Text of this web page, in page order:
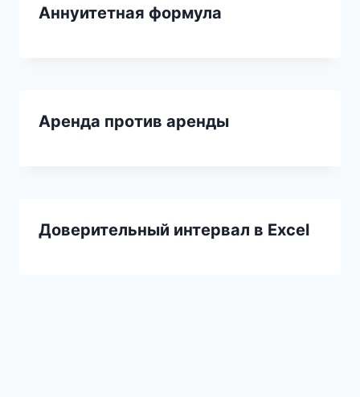
Аннуитетная формула
Аренда против аренды
Доверительный интервал в Excel